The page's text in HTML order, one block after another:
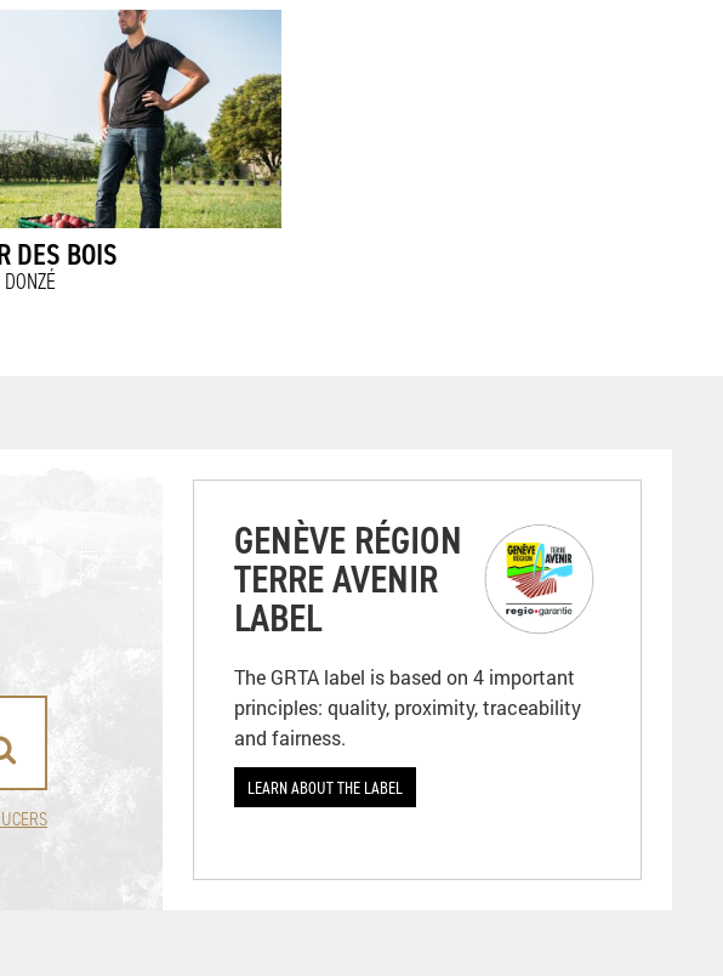
DES BOIS
GENÈVE RÉGION
TERRE AVENIR
LABEL
The GRTA label is based on 4 important
principles: quality, proximity, traceability
and fairness.
LEARN ABOUT THE LABEL